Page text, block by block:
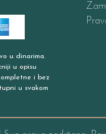
u dinarima.
u opisu
i bez
u svakom